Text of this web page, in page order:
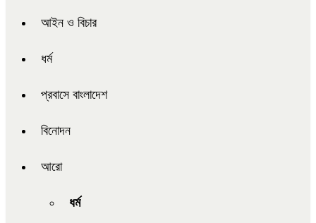
আইন ও বিচার
ধর্ম
প্রবাসে বাংলাদেশ
বিনোদন
আরো
ধর্ম